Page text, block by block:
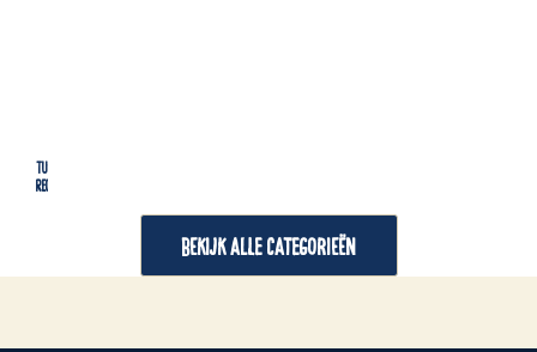
Tussendoortjes
Recepten
BEKIJK ALLE CATEGORIEËN